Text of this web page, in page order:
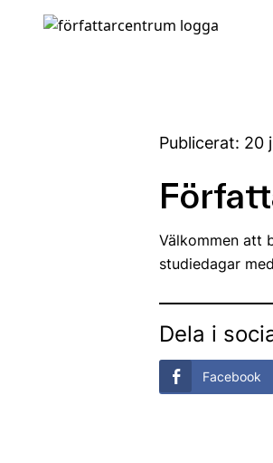
Publicerat: 20
Välkommen att
studiedagar
Dela i
Facebook